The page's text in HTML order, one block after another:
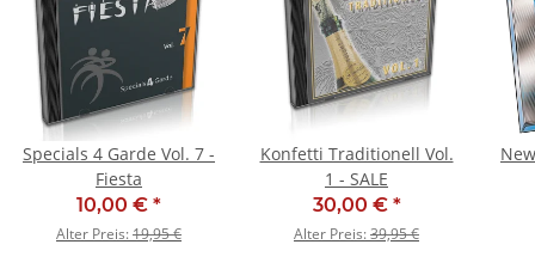
Specials 4 Garde Vol. 7 -
Fiesta
10,00 € *
Alter Preis:19,95 €
Konfetti Traditionell Vol.
1 - SALE
30,00 € *
Alter Preis:39,95 €